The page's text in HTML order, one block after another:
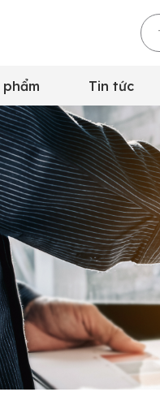
phẩm Tin tức